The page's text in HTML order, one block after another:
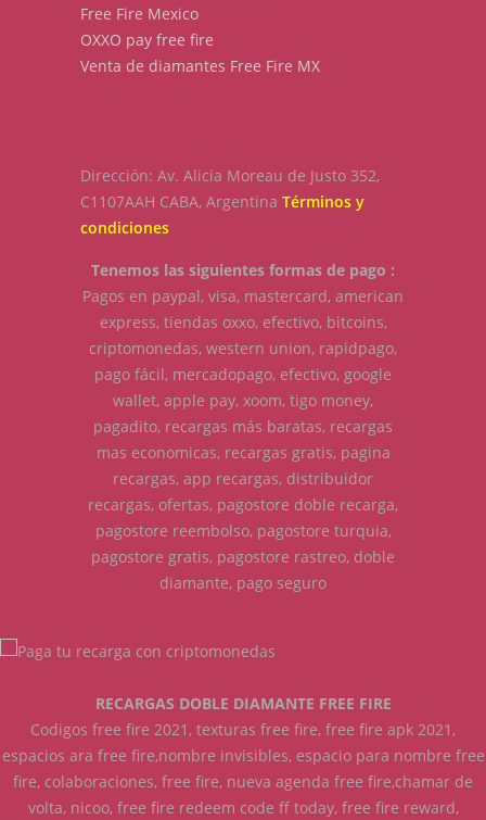
Free Fire Mexico
OXXO pay free fire
Venta de diamantes Free Fire MX
Dirección: Av. Alicia Moreau de Justo 352,
C1107AAH CABA, Argentina Términos y
condiciones
Tenemos las siguientes formas de pago :
Pagos en paypal, visa, mastercard, american
express, tiendas oxxo, efectivo, bitcoins,
criptomonedas, western union, rapidpago,
pago fácil, mercadopago, efectivo, google
wallet, apple pay, xoom, tigo money,
pagadito, recargas más baratas, recargas
mas economicas, recargas gratis, pagina
recargas, app recargas, distribuidor
recargas, ofertas, pagostore doble recarga,
pagostore reembolso, pagostore turquia,
pagostore gratis, pagostore rastreo, doble
diamante, pago seguro
RECARGAS DOBLE DIAMANTE FREE FIRE
Codigos free fire 2021, texturas free fire, free fire apk 2021,
espacios ara free fire,nombre invisibles, espacio para nombre free
fire, colaboraciones, free fire, nueva agenda free fire,chamar de
volta, nicoo, free fire redeem code ff today, free fire reward,